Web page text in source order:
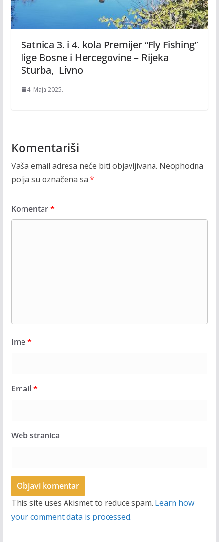
Satnica 3. i 4. kola Premijer “Fly Fishing”
lige Bosne i Hercegovine – Rijeka
Sturba, Livno
4. Maja 2025.
Komentariši
Vaša email adresa neće biti objavljivana. Neophodna
polja su označena sa *
Komentar*
Ime*
Email*
Web stranica
This site uses Akismet to reduce spam. Learn how
your comment data is processed.